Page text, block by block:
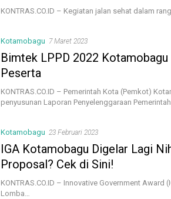
KONTRAS.CO.ID – Kegiatan jalan sehat dalam
Kotamobagu 7 Maret 2023
Bimtek LPPD 2022
Peserta
KONTRAS.CO.ID – Pemerintah Kota (Pemkot)
penyusunan Laporan Penyelenggaraan
Kotamobagu 23 Februari 2023
IGA Kotamobagu Digelar Lagi
Proposal? Cek di Sini!
KONTRAS.CO.ID – Innovative Government
Lomba…